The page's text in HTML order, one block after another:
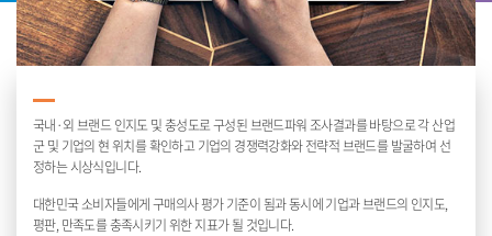
국내·외 브랜드 인지도 및 충성도로 구성된 브랜드파워 조사결과를 바탕으로 각 산업
군 및 기업의 현 위치를 확인하고 기업의 경쟁력강화와 전략적 브랜드를 발굴하여 선
정하는 시상식입니다.
대한민국 소비자들에게 구매의사 평가 기준이 됨과 동시에 기업과 브랜드의 인지도,
평판, 만족도를 충족시키기 위한 지표가 될 것입니다.